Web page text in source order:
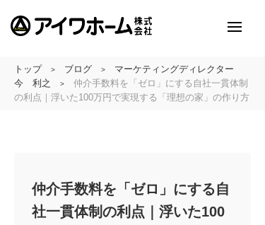
アイワホームとは
アイワホームの実例紹介
トップ > ブログ >
マーケティングディレクター
今 利之
>
仲介手数料を「ゼロ」にする自社一貫体制
の利点｜浮いた100万円で実現する「理想の家」の作り方
仲介手数料を「ゼロ」にする自
社一貫体制の利点｜浮いた100